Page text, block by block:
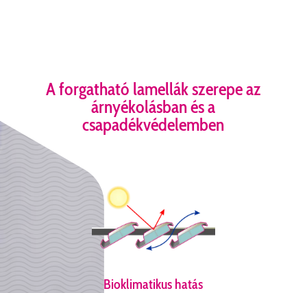
A forgatható lamellák szerepe az
árnyékolásban és a
csapadékvédelemben
Bioklimatikus hatás